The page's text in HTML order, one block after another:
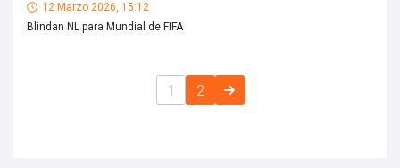
12 Marzo 2026, 15:12
Blindan NL para Mundial de FIFA
1 2